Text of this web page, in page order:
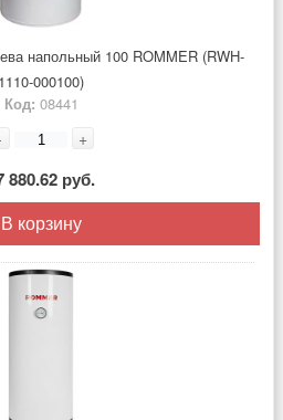
напольный 100 ROMMER (RWH-
1110-000100)
Код: 08441
+
880.62 руб.
В корзину